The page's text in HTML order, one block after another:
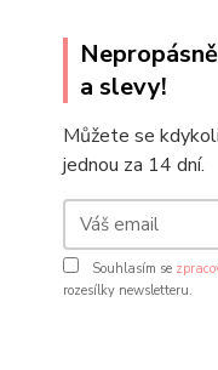
a slevy!
Můžete se
jednou za 14 dní.
Souhlasím se
rozesílky newsletteru.